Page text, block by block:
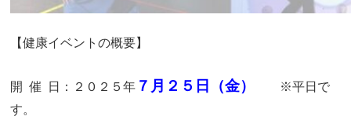
【健康イベントの概要】
開 催 日：２０２５年 ７月２５日（金）
※平日で
す。